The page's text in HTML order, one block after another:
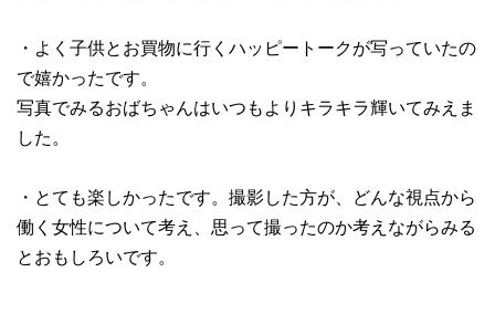
・よく子供とお買物に行くハッピートークが写っていたの
で嬉かったです。
写真でみるおばちゃんはいつもよりキラキラ輝いてみえま
した。
・とても楽しかったです。撮影した方が、どんな視点から
働く女性について考え、思って撮ったのか考えながらみる
とおもしろいです。